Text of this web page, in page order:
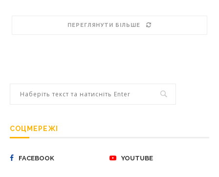
ПЕРЕГЛЯНУТИ БІЛЬШЕ
СОЦМЕРЕЖІ
FACEBOOK YOUTUBE